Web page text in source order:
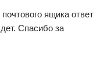
ящика ответ
Спасибо за